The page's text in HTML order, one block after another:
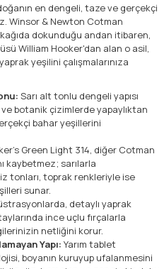
en dengeli, taze ve gerçekçi
Winsor & Newton Cotman
dokunduğu andan itibaren,
William Hooker'dan alan o asil,
yeşilini çalışmalarınıza
Sarı alt tonlu dengeli yapısı
botanik çizimlerde yapaylıktan
bahar yeşillerini
Green Light 314, diğer Cotman
kaybetmez; sarılarla
tonları, toprak renkleriyle ise
sunar.
detaylı yaprak
ince uçlu fırçalarla
netliğini korur.
Yapı: Yarım tablet
boyanın kuruyup ufalanmesini